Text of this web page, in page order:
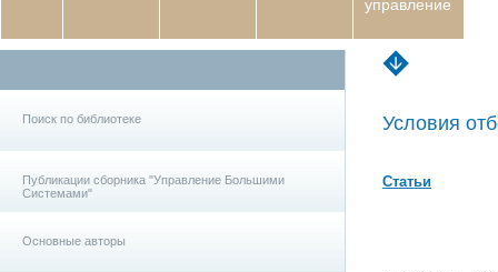
управление
Поиск по библиотеке
Публикации сборника "Управление Большими
Системами"
Основные авторы
Условия
Статьи